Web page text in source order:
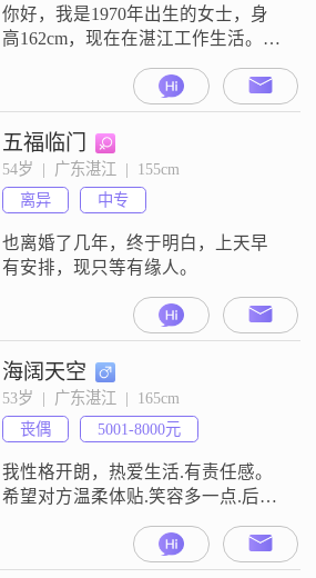
相悦春江游，两情相依山连山。年
岁不是当年哥，痴情
你好，我是1970年出生的女士，身
高162cm，现在在湛江工作生活。我
的学历是高中及以下，目前的月收
入在3000元以下。关于我的性格，
大家都说我是一个善解人意的人，
平时待人接物比较温柔体贴。在生
活上，我一直把家庭放在优先的位
置，觉得家是温暖的港湾，愿意为
家人付出时间和精力。同时，我也
是一个追求事业成就的人，虽然现
在的收
五福临门
54岁  |  广东湛江  |  155cm
离异
中专
也离婚了几年，终于明白，上天早
有安排，现只等有缘人。
海阔天空
53岁  |  广东湛江  |  165cm
丧偶
5001-8000元
我性格开朗，热爱生活.有责任感。
希望对方温柔体贴.笑容多一点.后半